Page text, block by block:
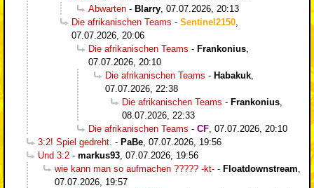
Abwarten - Blarry 07.07.2026, 20:13
Die afrikanischen Teams - Sentinel2150
07.07.2026, 20:06
Die afrikanischen Teams - Frankonius
07.07.2026, 20:10
Die afrikanischen Teams - Habakuk
07.07.2026, 22:38
Die afrikanischen Teams - Frankonius
08.07.2026, 22:33
Die afrikanischen Teams - CF 07.07.2026, 20:10
3:2! Spiel gedreht. - PaBe 07.07.2026, 19:56
Und 3:2 - markus93 07.07.2026, 19:56
wie kann man so aufmachen ????? -kt- - Floatdownstream
07.07.2026, 19:57